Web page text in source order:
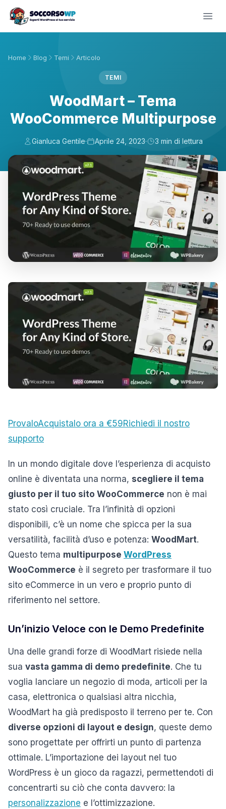
Home Blog Temi Articolo
TEMI
WoodMart – Tema
WooCommerce Multipurpose
Gianluca Gentile· Aprile 24, 2023· 3 min di lettura
ProvaloAcquistalo ora a €59Richiedi il nostro
supporto
In un mondo digitale dove l’esperienza di acquisto
online è diventata una norma, scegliere il tema
giusto per il tuo sito WooCommerce non è mai
stato così cruciale. Tra l’infinità di opzioni
disponibili, c’è un nome che spicca per la sua
versatilità, facilità d’uso e potenza: WoodMart.
Questo tema multipurpose WordPress
WooCommerce è il segreto per trasformare il tuo
sito eCommerce in un vero e proprio punto di
riferimento nel settore.
Un’inizio Veloce con le Demo Predefinite
Una delle grandi forze di WoodMart risiede nella
sua vasta gamma di demo predefinite. Che tu
voglia lanciare un negozio di moda, articoli per la
casa, elettronica o qualsiasi altra nicchia,
WoodMart ha già predisposto il terreno per te. Con
diverse opzioni di layout e design, queste demo
sono progettate per offrirti un punto di partenza
ottimale. L’importazione dei layout nel tuo
WordPress è un gioco da ragazzi, permettendoti di
concentrarti su ciò che conta davvero: la
personalizzazione e l’ottimizzazione.